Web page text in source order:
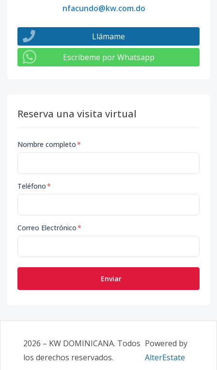
nfacundo@kw.com.do
Llámame
Escribeme por Whatsapp
Reserva una visita virtual
Nombre completo*
Teléfono*
Correo Electrónico*
Enviar
2026 – KW DOMINICANA. Todos
los derechos reservados.
Powered by
AlterEstate